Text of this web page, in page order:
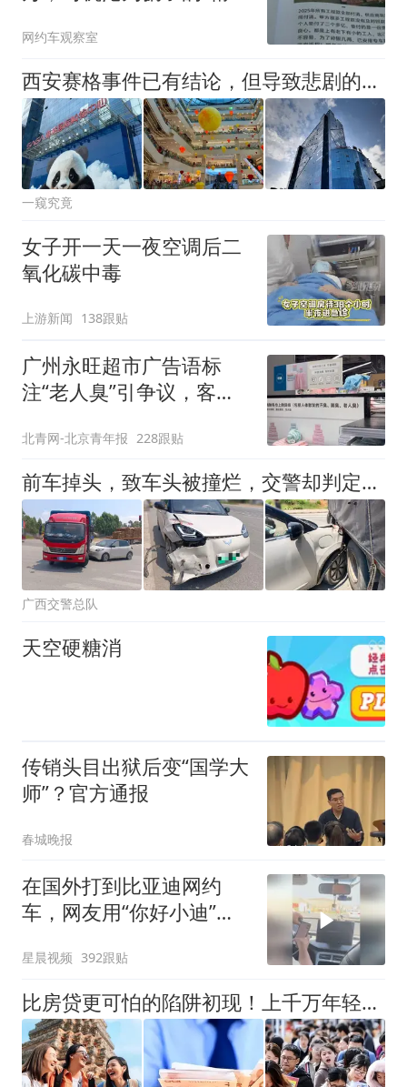
网约车观察室
西安赛格事件已有结论，但导致悲剧的霸王条款不改，会留下后患
一窥究竟
女子开一天一夜空调后二
氧化碳中毒
上游新闻 138跟贴
广州永旺超市广告语标
注“老人臭”引争议，客服
北青网-北京青年报 228跟贴
前车掉头，致车头被撞烂，交警却判定全责
广西交警总队
天空硬糖消
传销头目出狱后变“国学大
师”？官方通报
春城晚报
在国外打到比亚迪网约
车，网友用“你好小迪”一
星晨视频 392跟贴
比房贷更可怕的陷阱初现！上千万年轻人成收割目标，5年掏空未来